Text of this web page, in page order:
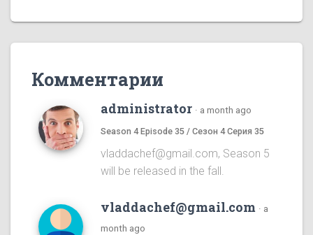
Комментарии
administrator · a month ago
Season 4 Episode 35 / Сезон 4 Серия 35
vladdachef@gmail.com, Season 5
will be released in the fall.
vladdachef@gmail.com · a
month ago